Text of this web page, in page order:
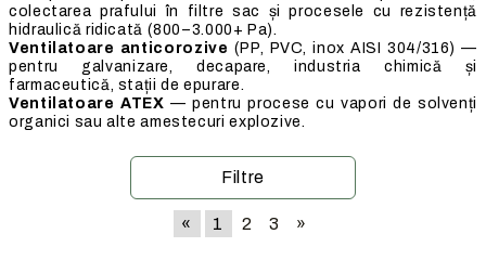
colectarea prafului în filtre sac și procesele cu rezistență
hidraulică ridicată (800–3.000+ Pa).
Ventilatoare anticorozive (PP, PVC, inox AISI 304/316) —
pentru galvanizare, decapare, industria chimică și
farmaceutică, stații de epurare.
Ventilatoare ATEX — pentru procese cu vapori de solvenți
organici sau alte amestecuri explozive.
Filtre
« 1 2 3 »